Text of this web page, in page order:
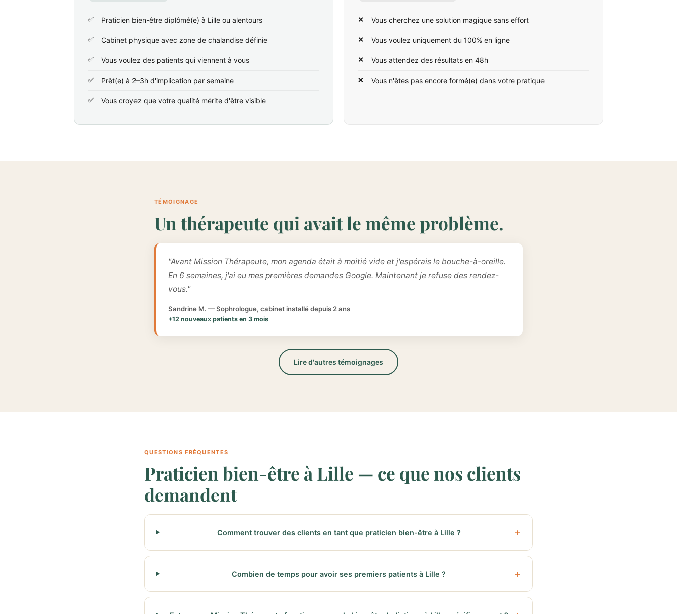
Praticien bien-être diplômé(e) à Lille ou alentours
Cabinet physique avec zone de chalandise définie
Vous voulez des patients qui viennent à vous
Prêt(e) à 2–3h d'implication par semaine
Vous croyez que votre qualité mérite d'être visible
Vous cherchez une solution magique sans effort
Vous voulez uniquement du 100% en ligne
Vous attendez des résultats en 48h
Vous n'êtes pas encore formé(e) dans votre pratique
TÉMOIGNAGE
Un thérapeute qui avait le même problème.
"Avant Mission Thérapeute, mon agenda était à moitié vide et j'espérais le bouche-à-oreille.
En 6 semaines, j'ai eu mes premières demandes Google. Maintenant je refuse des rendez-
vous."
Sandrine M. — Sophrologue, cabinet installé depuis 2 ans
+12 nouveaux patients en 3 mois
Lire d'autres témoignages
QUESTIONS FRÉQUENTES
Praticien bien-être à Lille — ce que nos clients
demandent
Comment trouver des clients en tant que praticien bien-être à Lille ?
Combien de temps pour avoir ses premiers patients à Lille ?